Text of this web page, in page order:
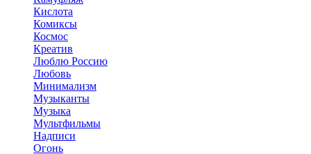
Кислота
Комиксы
Космос
Креатив
Люблю Россию
Любовь
Минимализм
Музыканты
Музыка
Мультфильмы
Надписи
Огонь